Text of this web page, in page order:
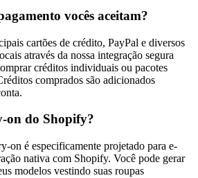
vocês aceitam?
cartões de crédito, PayPal e diversos
através da nossa integração segura
créditos individuais ou pacotes
comprados são adicionados
on do Shopify?
on é especificamente projetado para e-
nativa com Shopify. Você pode gerar
modelos vestindo suas roupas